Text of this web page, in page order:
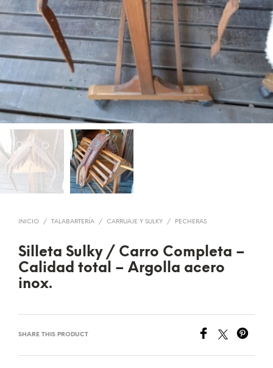
INICIO / TALABARTERÍA / CARRUAJE Y SULKY / PECHERAS
Silleta Sulky / Carro Completa –
Calidad total – Argolla acero
inox.
SHARE THIS PRODUCT